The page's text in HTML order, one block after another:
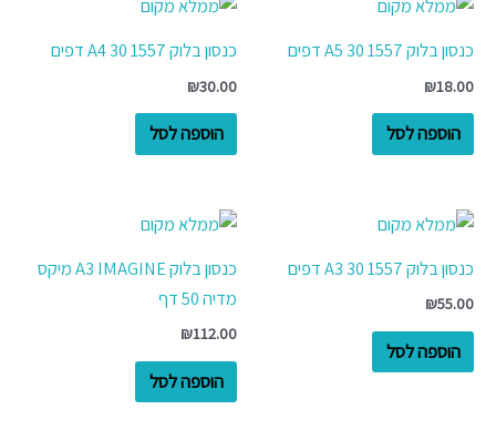
כנסון בלוק 1557 A5 30 דפים
₪18.00
הוספה לסל
כנסון בלוק 1557 A4 30 דפים
₪30.00
הוספה לסל
כנסון בלוק 1557 A3 30 דפים
₪55.00
הוספה לסל
כנסון בלוק A3 IMAGINE מיקס
מדיה 50 דף
₪112.00
הוספה לסל